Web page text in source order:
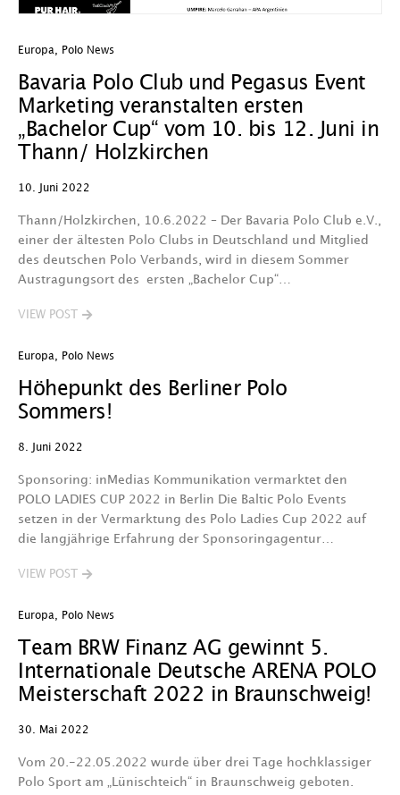
Europa Polo News
Bavaria Polo Club und Pegasus Event
Marketing veranstalten ersten
„Bachelor Cup“ vom 10. bis 12. Juni in
Thann/ Holzkirchen
10. Juni 2022
Thann/Holzkirchen, 10.6.2022 – Der Bavaria Polo Club e.V.,
einer der ältesten Polo Clubs in Deutschland und Mitglied
des deutschen Polo Verbands, wird in diesem Sommer
Austragungsort des ersten „Bachelor Cup“…
VIEW POST
Europa Polo News
Höhepunkt des Berliner Polo
Sommers!
8. Juni 2022
Sponsoring: inMedias Kommunikation vermarktet den
POLO LADIES CUP 2022 in Berlin Die Baltic Polo Events
setzen in der Vermarktung des Polo Ladies Cup 2022 auf
die langjährige Erfahrung der Sponsoringagentur…
VIEW POST
Europa Polo News
Team BRW Finanz AG gewinnt 5.
Internationale Deutsche ARENA POLO
Meisterschaft 2022 in Braunschweig!
30. Mai 2022
Vom 20.-22.05.2022 wurde über drei Tage hochklassiger
Polo Sport am „Lünischteich“ in Braunschweig geboten.